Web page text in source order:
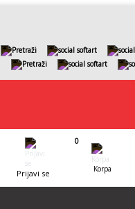
Prijavi se
0
Korpa